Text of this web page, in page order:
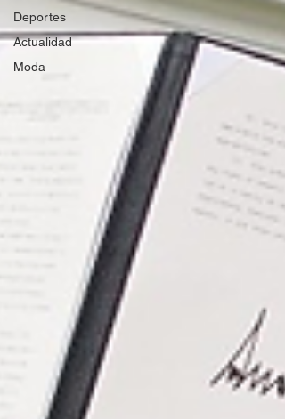
Deportes
Actualidad
Moda